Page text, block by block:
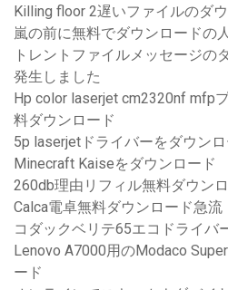
Killing floor 2遅いファイルのダ
嵐の前に無料でダウンロードの
トレントファイルメッセージの
発生しました
Hp color laserjet cm2320nf mfp
料ダウンロード
5p laserjetドライバーをダウン
Minecraft Kaiseをダウンロード
260db理由リフィル無料ダウン
Calca電卓無料ダウンロード急流
コダックベリテ65エコドライバ
Lenovo A7000用のModaco
ード